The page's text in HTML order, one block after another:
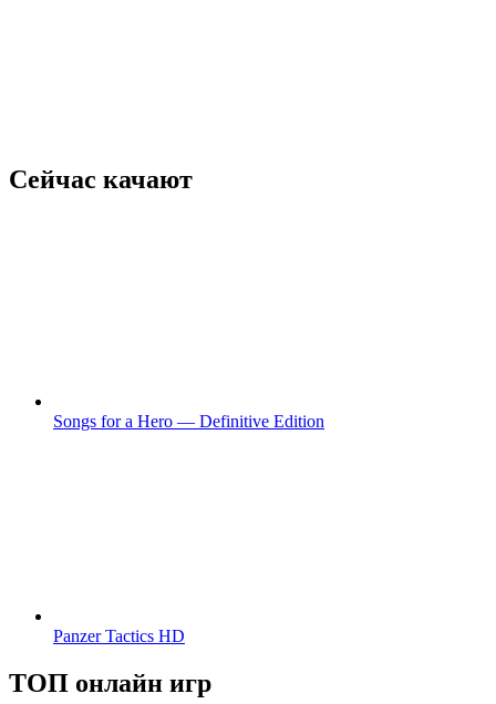
Сейчас качают
Songs for a Hero — Definitive Edition
Panzer Tactics HD
ТОП онлайн игр